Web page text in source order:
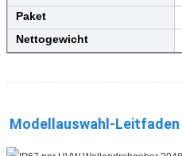
Paket
Nettogewicht
Modellauswahl-Leitfaden